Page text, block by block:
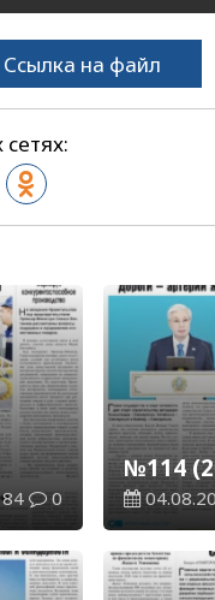
Ссылка на файл
0
№114